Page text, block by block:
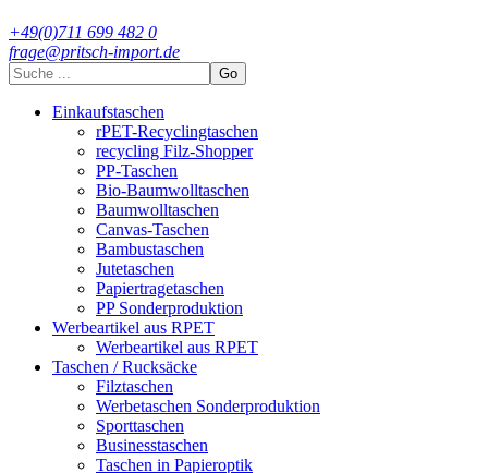
+49(0)711 699 482 0
frage@pritsch-import.de
Go
Einkaufstaschen
rPET-Recyclingtaschen
recycling Filz-Shopper
PP-Taschen
Bio-Baumwolltaschen
Baumwolltaschen
Canvas-Taschen
Bambustaschen
Jutetaschen
Papiertragetaschen
PP Sonderproduktion
Werbeartikel aus RPET
Werbeartikel aus RPET
Taschen / Rucksäcke
Filztaschen
Werbetaschen Sonderproduktion
Sporttaschen
Businesstaschen
Taschen in Papieroptik